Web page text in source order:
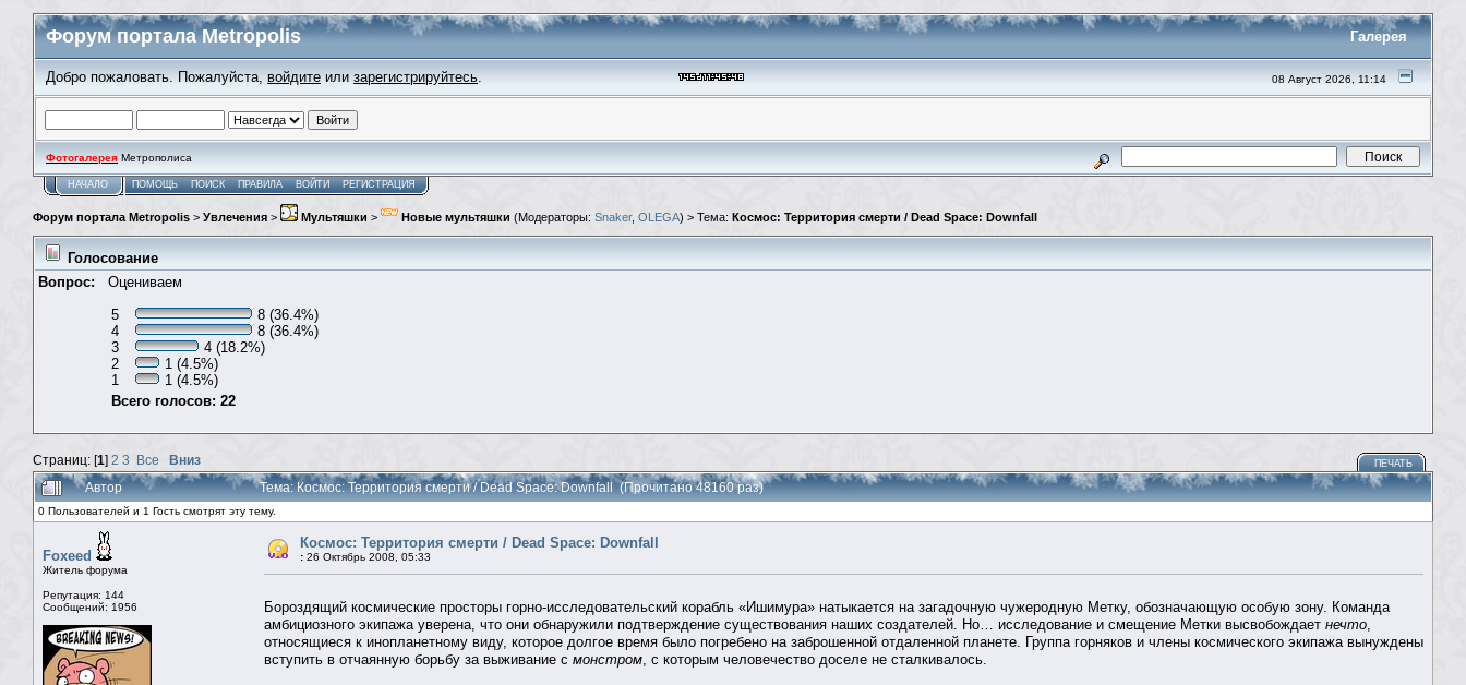
Форум портала Metropolis Галерея
Добро пожаловать. Пожалуйста, войдите или зарегистрируйтесь. 08 Август 2026, 11:14
Фотогалерея Метрополиса
НАЧАЛО ПОМОЩЬ ПОИСК ПРАВИЛА ВОЙТИ РЕГИСТРАЦИЯ
Форум портала Metropolis > Увлечения > Мультяшки > Новые мультяшки (Модераторы: Snaker, OLEGA) > Тема: Космос: Территория смерти / Dead Space: Downfall
Голосование
Вопрос:
Оцениваем
5
8 (36.4%)
4
8 (36.4%)
3
4 (18.2%)
2
1 (4.5%)
1
1 (4.5%)
Всего голосов: 22
Страниц: [1] 2 3 Все Вниз ПЕЧАТЬ
Автор Тема: Космос: Территория смерти / Dead Space: Downfall (Прочитано 48160 раз)
0 Пользователей и 1 Гость смотрят эту тему.
Foxeed
Житель форума
Репутация: 144
Сообщений: 1956
Космос: Территория смерти / Dead Space: Downfall
: 26 Октябрь 2008, 05:33
Бороздящий космические просторы горно-исследовательский корабль «Ишимура» натыкается на загадочную чужеродную Метку, обозначающую особую зону. Команда
амбициозного экипажа уверена, что они обнаружили подтверждение существования наших создателей. Но… исследование и смещение Метки высвобождает нечто,
относящиеся к инопланетному виду, которое долгое время было погребено на заброшенной отдаленной планете. Группа горняков и члены космического экипажа вынуждены
вступить в отчаянную борьбу за выживание с монстром, с которым человечество доселе не сталкивалось.